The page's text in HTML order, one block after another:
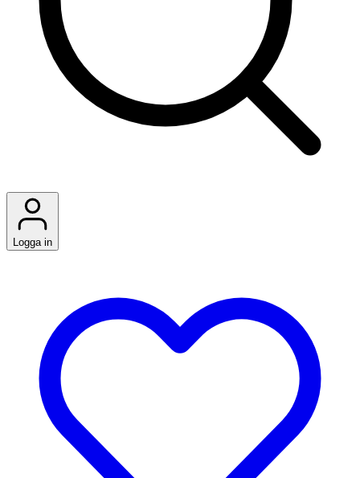
Logga in